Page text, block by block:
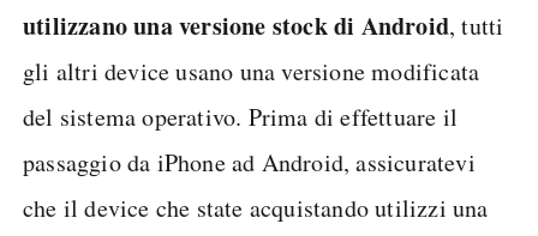
utilizzano una versione stock di Android, tutti
gli altri device usano una versione modificata
del sistema operativo. Prima di effettuare il
passaggio da iPhone ad Android, assicuratevi
che il device che state acquistando utilizzi una